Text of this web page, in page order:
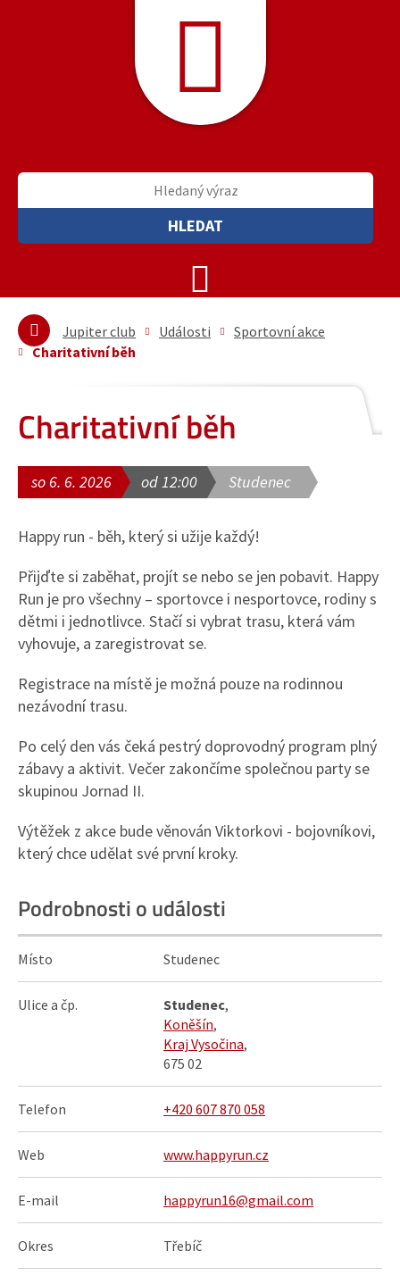
HLEDAT
Jupiter club Události
Sportovní akce
Charitativní běh
Charitativní běh
so 6. 6. 2026 od 12:00 Studenec
Happy run - běh, který si užije každý!
Přijďte si zaběhat, projít se nebo se jen pobavit. Happy
Run je pro všechny – sportovce i nesportovce, rodiny s
dětmi i jednotlivce. Stačí si vybrat trasu, která vám
vyhovuje, a zaregistrovat se.
Registrace na místě je možná pouze na rodinnou
nezávodní trasu.
Po celý den vás čeká pestrý doprovodný program plný
zábavy a aktivit. Večer zakončíme společnou party se
skupinou Jornad II.
Výtěžek z akce bude věnován Viktorkovi - bojovníkovi,
který chce udělat své první kroky.
Podrobnosti o události
Místo Studenec
Ulice a čp. Studenec,
Koněšín,
Kraj Vysočina,
675 02
Telefon +420 607 870 058
Web www.happyrun.cz
E-mail happyrun16@gmail.com
Okres Třebíč